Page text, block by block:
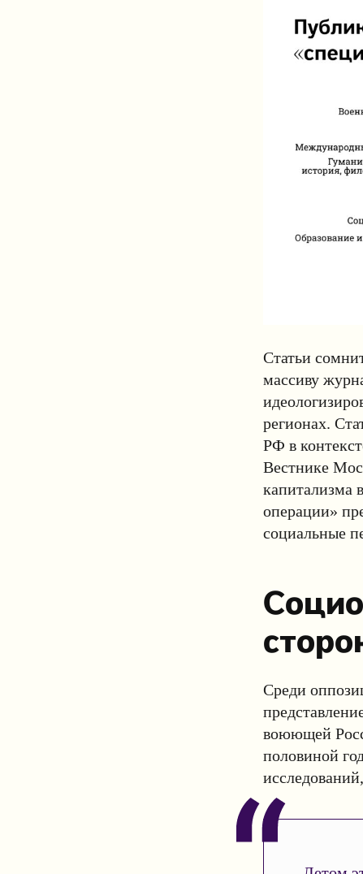
Статьи
массиву
регионах.
РФ в
Вестнике
капитализма
операции»
социальные
Среди
воюющей
половиной